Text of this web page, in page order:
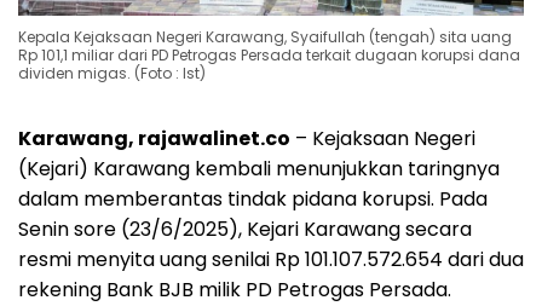
Kepala Kejaksaan Negeri Karawang, Syaifullah (tengah) sita uang
Rp 101,1 miliar dari PD Petrogas Persada terkait dugaan korupsi dana
dividen migas. (Foto : Ist)
Karawang, rajawalinet.co – Kejaksaan Negeri
(Kejari) Karawang kembali menunjukkan taringnya
dalam memberantas tindak pidana korupsi. Pada
Senin sore (23/6/2025), Kejari Karawang secara
resmi menyita uang senilai Rp 101.107.572.654 dari dua
rekening Bank BJB milik PD Petrogas Persada.